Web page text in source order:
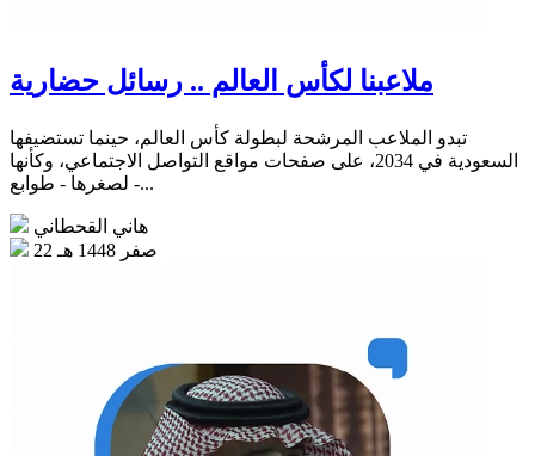
ملاعبنا لكأس العالم .. رسائل حضارية
تبدو الملاعب المرشحة لبطولة كأس العالم، حينما تستضيفها
السعودية في 2034، على صفحات مواقع التواصل الاجتماعي، وكأنها
- لصغرها - طوابع...
هاني القحطاني
22 صفر 1448 هـ